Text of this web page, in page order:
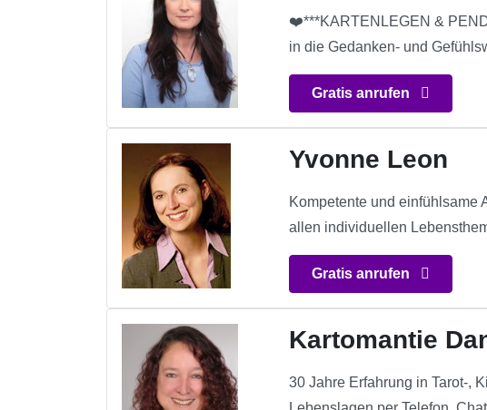
❤️***KARTENLEGEN &
in die Gedanken- und
Gratis anrufen
Yvonne Leon
Kompetente und einfühlsame
allen individuellen
Gratis anrufen
Kartomantie
30 Jahre Erfahrung in Tarot-,